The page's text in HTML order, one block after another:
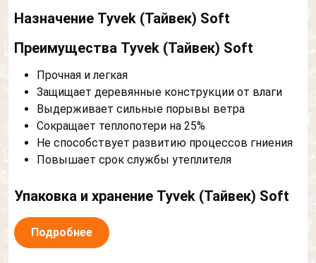
Назначение Tyvek (Тайвек) Soft
Преимущества Tyvek (Тайвек) Soft
Прочная и легкая
Защищает деревянные конструкции от влаги
Выдерживает сильные порывы ветра
Сокращает теплопотери на 25%
Не способствует развитию процессов гниения
Повышает срок службы утеплителя
Упаковка и хранение Tyvek (Тайвек) Soft
Подробнее
Обратная связь
Обратный звонок